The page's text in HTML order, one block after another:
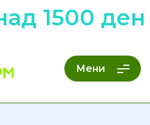
1500
Мени